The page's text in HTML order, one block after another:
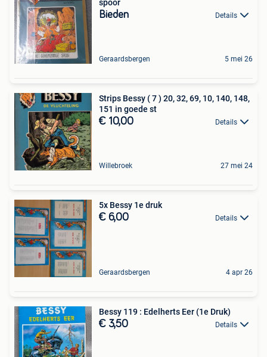
spoor
Bieden Details
Geraardsbergen 5 mei 26
Strips Bessy ( 7 ) 20, 32, 69, 10, 140, 148,
151 in goede st
€ 10,00 Details
Willebroek 27 mei 24
5x Bessy 1e druk
€ 6,00 Details
Geraardsbergen 4 apr 26
Bessy 119 : Edelherts Eer (1e Druk)
€ 3,50 Details